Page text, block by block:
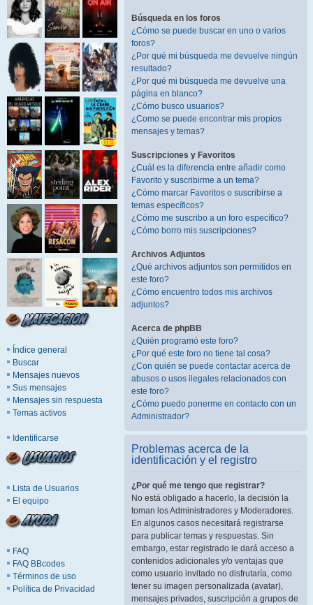
Índice general
Buscar
Mensajes nuevos
Sus mensajes
Mensajes sin respuesta
Temas activos
Identificarse
Lista de Usuarios
El equipo
FAQ
FAQ BBcodes
Términos de uso
Política de Privacidad
Búsqueda en los foros
¿Cómo se puede buscar en uno o varios
foros?
¿Por qué mi búsqueda me devuelve ningún
resultado?
¿Por qué mi búsqueda me devuelve una
página en blanco?
¿Cómo busco usuarios?
¿Como se puede encontrar mis propios
mensajes y temas?
Suscripciones y Favoritos
¿Cuál es la diferencia entre añadir como
Favorito y suscribirme a un tema?
¿Cómo marcar Favoritos o suscribirse a
temas específicos?
¿Cómo me suscribo a un foro específico?
¿Cómo borro mis suscripciones?
Archivos Adjuntos
¿Qué archivos adjuntos son permitidos en
este foro?
¿Cómo encuentro todos mis archivos
adjuntos?
Acerca de phpBB
¿Quién programó este foro?
¿Por qué este foro no tiene tal cosa?
¿Con quién se puede contactar acerca de
abusos o usos ilegales relacionados con
este foro?
¿Cómo puedo ponerme en contacto con un
Administrador?
Problemas acerca de la
identificación y el registro
¿Por qué me tengo que registrar?
No está obligado a hacerlo, la decisión la
toman los Administradores y Moderadores.
En algunos casos necesitará registrarse
para publicar temas y respuestas. Sin
embargo, estar registrado le dará acceso a
contenidos adicionales y/o ventajas que
como usuario invitado no disfrutaría, como
tener su imagen personalizada (avatar),
mensajes privados, suscripción a grupos de